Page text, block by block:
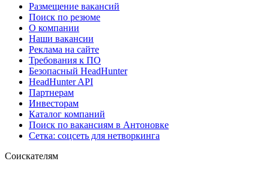
Размещение вакансий
Поиск по резюме
О компании
Наши вакансии
Реклама на сайте
Требования к ПО
Безопасный HeadHunter
HeadHunter API
Партнерам
Инвесторам
Каталог компаний
Поиск по вакансиям в Антоновке
Сетка: соцсеть для нетворкинга
Соискателям